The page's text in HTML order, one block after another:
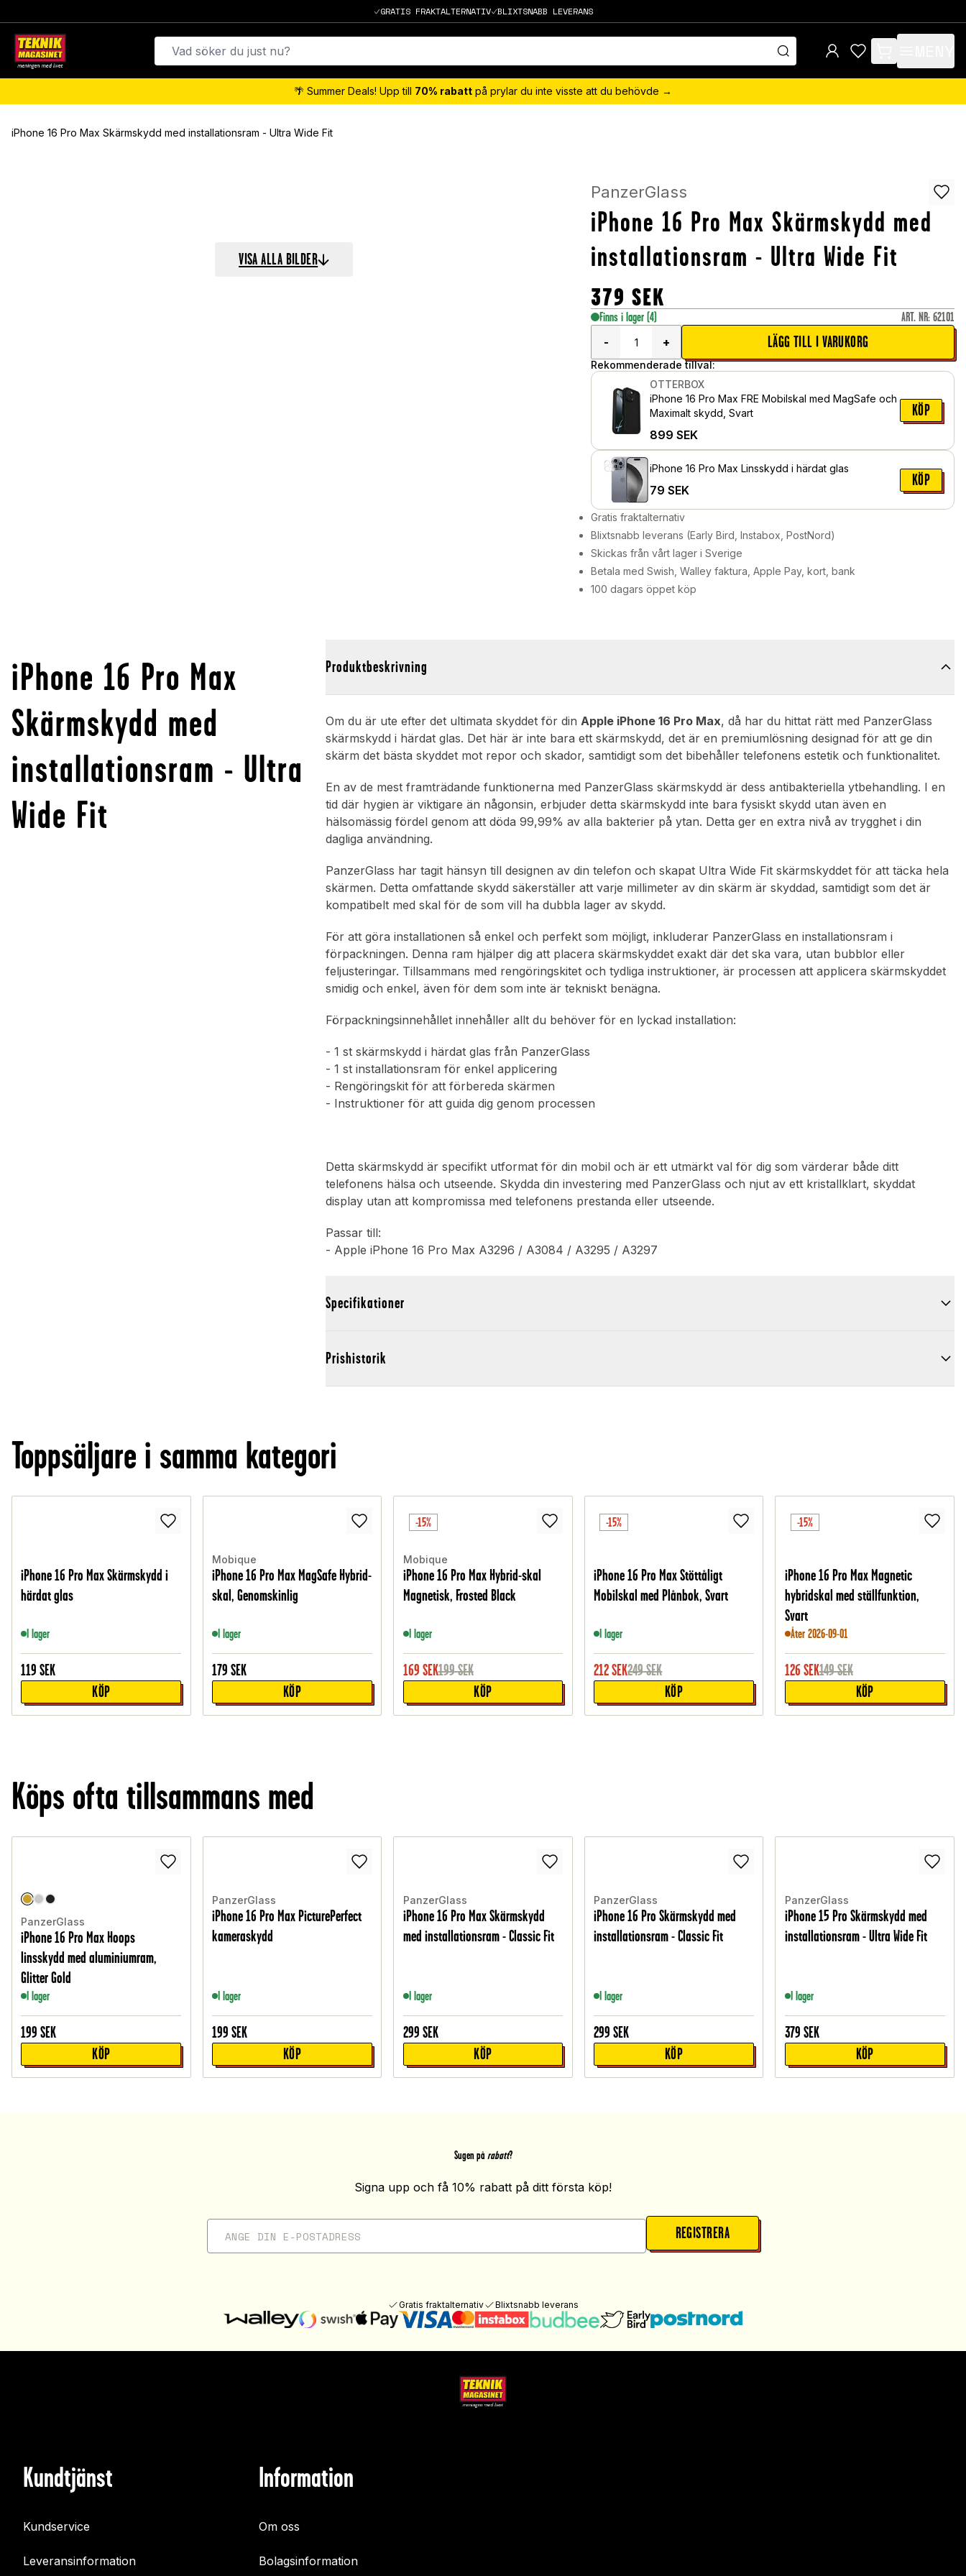
GRATIS FRAKTALTERNATIV BLIXTSNABB LEVERANS
items in cart, view
🌴 Summer Deals! Upp till 70% rabatt på prylar du inte visste att du behövde →
iPhone 16 Pro Max Skärmskydd med installationsram - Ultra Wide Fit
VISA ALLA BILDER
PanzerGlass
iPhone 16 Pro Max Skärmskydd med
installationsram - Ultra Wide Fit
379 SEK
Finns i lager (4) ART. NR: 62101
-
+ LÄGG TILL I VARUKORG
Rekommenderade tillval:
OTTERBOX
iPhone 16 Pro Max FRE Mobilskal med MagSafe och
Maximalt skydd, Svart
899 SEK
KÖP
iPhone 16 Pro Max Linsskydd i härdat glas
79 SEK
KÖP
Gratis fraktalternativ
Blixtsnabb leverans (Early Bird, Instabox, PostNord)
Skickas från vårt lager i Sverige
Betala med Swish, Walley faktura, Apple Pay, kort, bank
100 dagars öppet köp
iPhone 16 Pro Max
Skärmskydd med
installationsram - Ultra
Wide Fit
Produktbeskrivning
Om du är ute efter det ultimata skyddet för dinApple iPhone 16 Pro Max, då har du hittat rätt med PanzerGlass
skärmskydd i härdat glas. Det här är inte bara ett skärmskydd, det är en premiumlösning designad för att ge din
skärm det bästa skyddet mot repor och skador, samtidigt som det bibehåller telefonens estetik och funktionalitet.
En av de mest framträdande funktionerna med PanzerGlass skärmskydd är dess antibakteriella ytbehandling. I en
tid där hygien är viktigare än någonsin, erbjuder detta skärmskydd inte bara fysiskt skydd utan även en
hälsomässig fördel genom att döda 99,99% av alla bakterier på ytan. Detta ger en extra nivå av trygghet i din
dagliga användning.
PanzerGlass har tagit hänsyn till designen av din telefon och skapat Ultra Wide Fit skärmskyddet för att täcka hela
skärmen. Detta omfattande skydd säkerställer att varje millimeter av din skärm är skyddad, samtidigt som det är
kompatibelt med skal för de som vill ha dubbla lager av skydd.
För att göra installationen så enkel och perfekt som möjligt, inkluderar PanzerGlass en installationsram i
förpackningen. Denna ram hjälper dig att placera skärmskyddet exakt där det ska vara, utan bubblor eller
feljusteringar. Tillsammans med rengöringskitet och tydliga instruktioner, är processen att applicera skärmskyddet
smidig och enkel, även för dem som inte är tekniskt benägna.
Förpackningsinnehållet innehåller allt du behöver för en lyckad installation:
- 1 st skärmskydd i härdat glas från PanzerGlass
- 1 st installationsram för enkel applicering
- Rengöringskit för att förbereda skärmen
- Instruktioner för att guida dig genom processen
Detta skärmskydd är specifikt utformat för din mobil och är ett utmärkt val för dig som värderar både ditt
telefonens hälsa och utseende. Skydda din investering med PanzerGlass och njut av ett kristallklart, skyddat
display utan att kompromissa med telefonens prestanda eller utseende.
Passar till:
- Apple iPhone 16 Pro Max A3296 / A3084 / A3295 / A3297
Specifikationer
Prishistorik
Toppsäljare i samma kategori
iPhone 16 Pro Max Skärmskydd i
härdat glas
I lager
119 SEK
KÖP
Mobique
iPhone 16 Pro Max MagSafe Hybrid-
skal, Genomskinlig
I lager
179 SEK
KÖP
-15%
Mobique
iPhone 16 Pro Max Hybrid-skal
Magnetisk, Frosted Black
I lager
169 SEK199SEK
KÖP
-15%
iPhone 16 Pro Max Stöttåligt
Mobilskal med Plånbok, Svart
I lager
212SEK249SEK
KÖP
-15%
iPhone 16 Pro Max Magnetic
hybridskal med ställfunktion,
Svart
Åter 2026-09-01
126 SEK149SEK
KÖP
Köps ofta tillsammans med
PanzerGlass
iPhone 16 Pro Max Hoops
linsskydd med aluminiumram,
Glitter Gold
I lager
199 SEK
KÖP
PanzerGlass
iPhone 16 Pro Max PicturePerfect
kameraskydd
I lager
199 SEK
KÖP
PanzerGlass
iPhone 16 Pro Max Skärmskydd
med installationsram - Classic Fit
I lager
299 SEK
KÖP
PanzerGlass
iPhone 16 Pro Skärmskydd med
installationsram - Classic Fit
I lager
299 SEK
KÖP
PanzerGlass
iPhone 15 Pro Skärmskydd med
installationsram - Ultra Wide Fit
I lager
379 SEK
KÖP
Sugen på rabatt?
Signa upp och få 10% rabatt på ditt första köp!
REGISTRERA
Gratis fraktalternativ Blixtsnabb leverans
Kundtjänst
Kundservice
Leveransinformation
Information
Om oss
Bolagsinformation